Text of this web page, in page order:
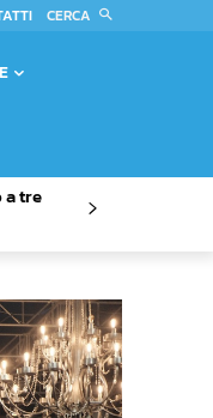
CERCA
tre